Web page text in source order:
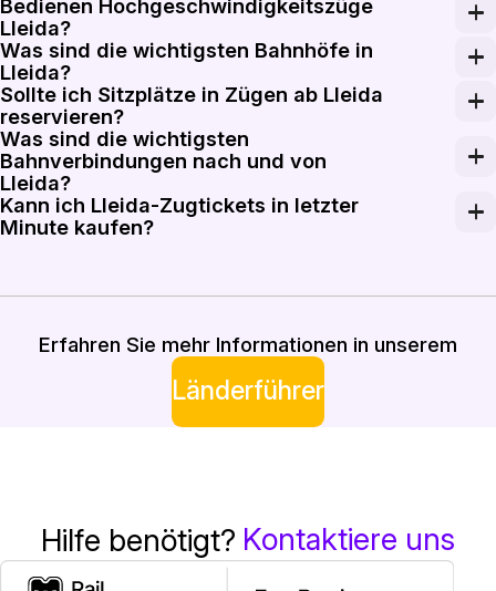
Die wichtigste Hochgeschwindigkeitsverbindung ab
Bedienen Hochgeschwindigkeitszüge
Lleida?
Ja. Lleida Pirineus wird vom spanischen
Was sind die wichtigsten Bahnhöfe in
Lleida?
Lleida Pirineus ist der Hauptpersonenbahnhof in
Sollte ich Sitzplätze in Zügen ab Lleida
reservieren?
Sitzplatzreservierungen sind bei Renfe-AVE-, Avlo-,
Was sind die wichtigsten
Bahnverbindungen nach und von
Lleida?
Lleida ist mit Barcelona in etwa 1 Stunde per AVE
Kann ich Lleida-Zugtickets in letzter
Minute kaufen?
Erfahren Sie mehr Informationen in unserem
Länderführer
Hilfe benötigt? Kontaktiere uns